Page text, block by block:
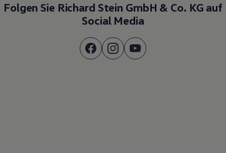
Folgen Sie Richard Stein GmbH & Co. KG auf
Social Media